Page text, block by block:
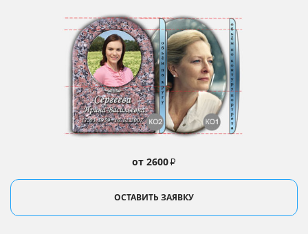
от 2600₽
ОСТАВИТЬ ЗАЯВКУ